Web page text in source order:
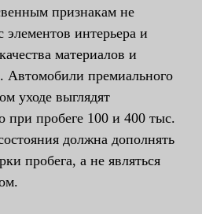
признакам не
интерьера и
материалов и
Автомобили премиального
уходе выглядят
при пробеге 100 и 400 тыс.
должна дополнять
пробега, а не являться